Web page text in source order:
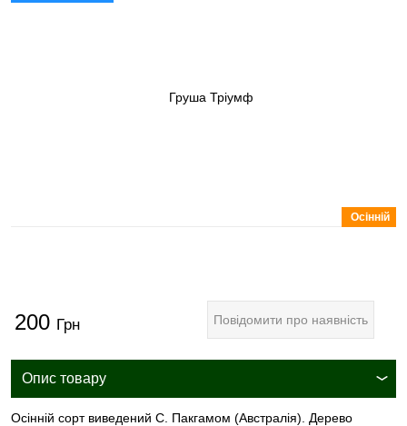
Осінній
200 Грн Повідомити про наявність
Опис товару
Осінній сорт виведений С. Пакгамом (Австралія). Дерево